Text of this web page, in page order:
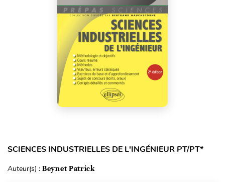
SCIENCES INDUSTRIELLES DE L'INGÉNIEUR PT/PT*
Auteur(s) : Beynet Patrick